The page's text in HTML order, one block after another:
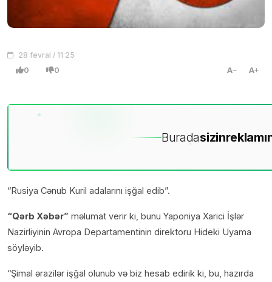
28 fevral / 11:25
0 0 A A
Buradasizin
“Rusiya Cənub Kuril adalarını işğal edib”.
“Qərb Xəbər” məlumat verir ki, bunu Yaponiya Xarici İşlər
Nazirliyinin Avropa Departamentinin direktoru Hideki Uyama
söyləyib.
“Şimal ərazilər işğal olunub və biz hesab edirik ki, bu, hazırda